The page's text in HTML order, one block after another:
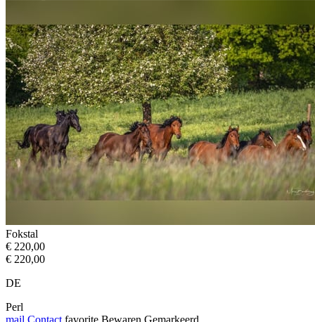
Fokstal
€ 220,00
€ 220,00
DE
Perl
mail Contact favorite Bewaren Gemarkeerd